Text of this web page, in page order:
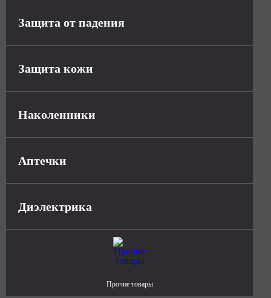
Защита от падения
Защита кожи
Наколенники
Аптечки
Диэлектрика
Прочие товары